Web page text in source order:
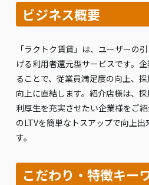
ビジネス概要
「ラクトク賃貸」は、ユーザーの
げる利用者還元型サービスです。
ることで、従業員満足度の向上、
向上に直結します。紹介店様は、
利厚生を充実させたい企業様をご
のLTVを簡単なトスアップで向上
す。
こだわり・特徴キー